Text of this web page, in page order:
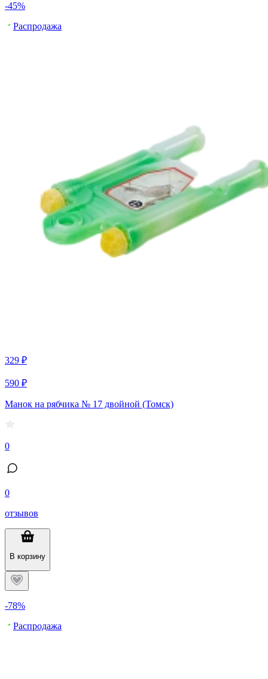
-45%
Распродажа
329 ₽
590 ₽
Манок на рябчика № 17 двойной (Томск)
0
0
отзывов
В корзину
-78%
Распродажа